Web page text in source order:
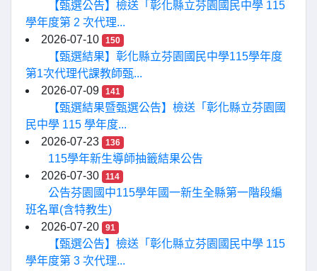
【甄選公告】檢送「彰化縣立芬園國民中學 115
學年度第 2 次代理...
2026-07-10
150
【甄選結果】彰化縣立芬園國民中學115學年度
第1次代理代課教師甄...
2026-07-09
141
【甄選結果暨甄選公告】檢送「彰化縣立芬園國
民中學 115 學年度...
2026-07-23
136
115學年新生導師抽籤結果公告
2026-07-30
114
公告芬園國中115學年國一新生全縣第一階段編
班名單(含特教生)
2026-07-20
91
【甄選公告】檢送「彰化縣立芬園國民中學 115
學年度第 3 次代理...